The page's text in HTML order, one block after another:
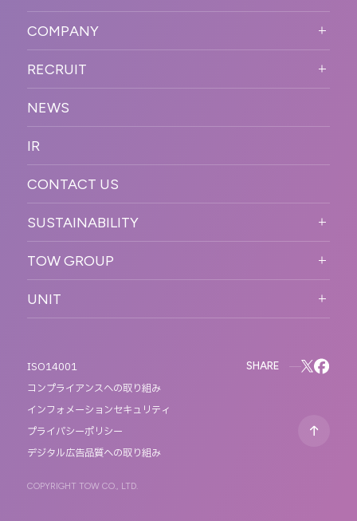
SOLUTION
WORKFLOW
オンラインイベント
SNSプロモーション
プラットフォーム販
促
デジタル制作・映像
制作
PR
カンファレンス・展示会・アワ
ESPORTS・ゲームプロモーシ
COMPANY
COMPANY INFORMATION
MESSAGE
OFFICER
ACCESS
ORGANIZATION CHART
HISTORY
RECRUIT
新卒採用
キャリア採用
NEWS
IR
CONTACT US
SUSTAINABILITY
サステナビリティ
TOW GROUP
MOTTO
BLUES MOBILE
UNIT
ISO14001
コンプライアンスへの取り組み
インフォメーションセキュリティ
プライバシーポリシー
デジタル広告品質への取り組み
COPYRIGHT TOW CO., LTD.
SHARE